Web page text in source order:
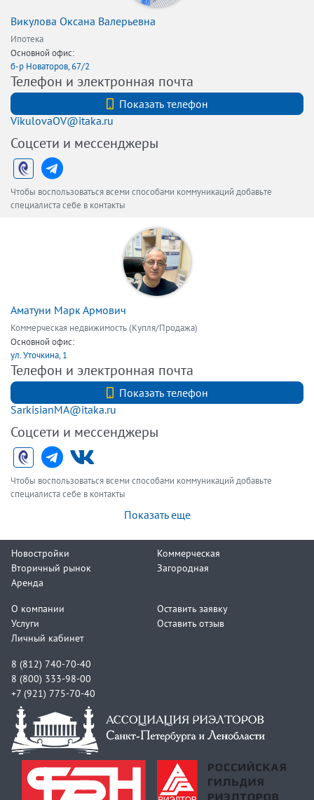
Викулова Оксана Валерьевна
Ипотека
Основной офис:
б-р Новаторов, 67/2
Телефон и электронная почта
Показать телефон
VikulovaOV@itaka.ru
Соцсети и мессенджеры
Чтобы воспользоваться всеми способами коммуникаций добавьте
специалиста себе в контакты
Аматуни Марк Армович
Коммерческая недвижимость (Купля/Продажа)
Основной офис:
ул. Уточкина, 1
Телефон и электронная почта
Показать телефон
SarkisianMA@itaka.ru
Соцсети и мессенджеры
Чтобы воспользоваться всеми способами коммуникаций добавьте
специалиста себе в контакты
Показать еще
Новостройки
Вторичный рынок
Аренда
Коммерческая
Загородная
О компании
Услуги
Личный кабинет
Оставить заявку
Оставить отзыв
8 (812) 740-70-40
8 (800) 333-98-00
+7 (921) 775-70-40